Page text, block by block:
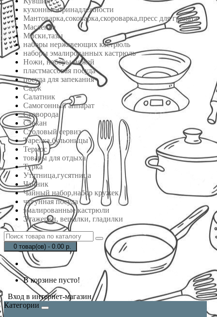
кухонные принадлежности
Мантоварка,соковарка,скороварка,пресс для граната
Масленка
Миски,тазы
наборы нержавеющих кастрюль
наборы эмалированных кастрюль
Ножи, наборы ножей
пластмассовая посуда
посуда для запекания
Садж
Салатник
Самогонный аппарат
Сковорода
Стакан
Столовый сервиз
Тарелка,бульоницы
Термос
товары для отдыха
Турка
Утятница,гусятница
Чайник
Чайный набор,набор кружек
чугунная посуда
эмалированные кастрюли
Этажерки, вешалки, гладилки
0 товар(ов) - 0.00 р.
В корзине пусто!
Вход в интернет-магазин
Категории